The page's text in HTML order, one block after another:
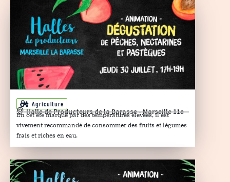
Agriculture
Halle de Producteurs de la Barasse - Marseille 11e
En cet été marqué par des températures élevées, il est
vivement recommandé de consommer des fruits et légumes
frais et riches en eau.